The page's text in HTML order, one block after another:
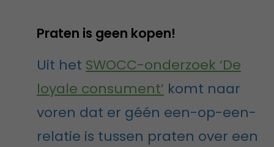
Praten is geen kopen!
​Uit het SWOCC-onderzoek ‘De
loyale consument’ komt naar
voren dat er géén een-op-een-
relatie is tussen praten over een